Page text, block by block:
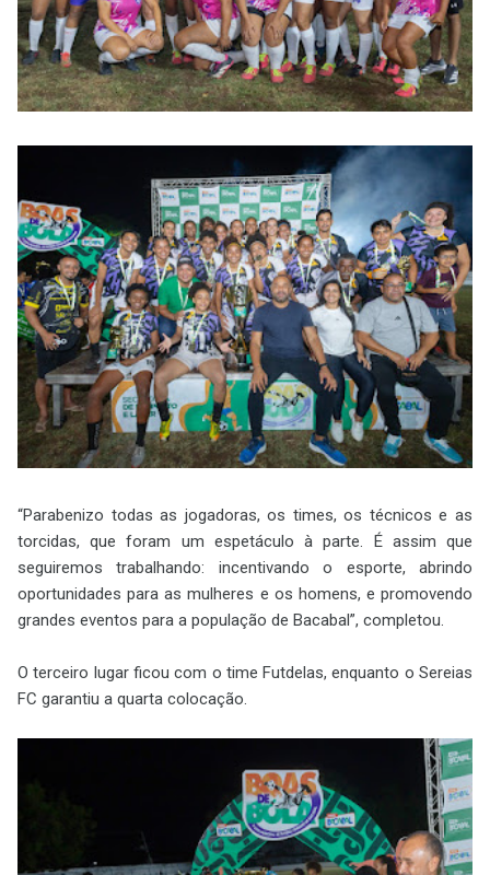
“Parabenizo todas as jogadoras, os times, os técnicos e as
torcidas, que foram um espetáculo à parte. É assim que
seguiremos trabalhando: incentivando o esporte, abrindo
oportunidades para as mulheres e os homens, e promovendo
grandes eventos para a população de Bacabal”, completou.
O terceiro lugar ficou com o time Futdelas, enquanto o Sereias
FC garantiu a quarta colocação.